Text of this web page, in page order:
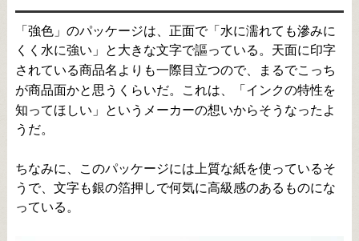
「強色」のパッケージは、正面で「水に濡れても滲みに
くく水に強い」と大きな文字で謳っている。天面に印字
されている商品名よりも一際目立つので、まるでこっち
が商品面かと思うくらいだ。これは、「インクの特性を
知ってほしい」というメーカーの想いからそうなったよ
うだ。
ちなみに、このパッケージには上質な紙を使っているそ
うで、文字も銀の箔押しで何気に高級感のあるものにな
っている。